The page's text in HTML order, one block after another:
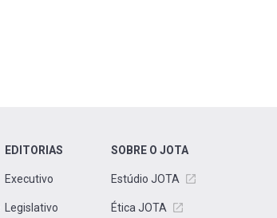
EDITORIAS
Executivo
Legislativo
SOBRE O JOTA
Estúdio JOTA
Ética JOTA